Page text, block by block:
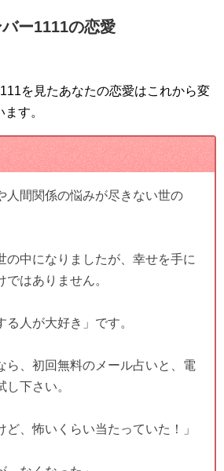
ー1111の恋愛
を見たあなたの恋愛はこれから変
す。
人間関係の悩みが尽きない世の
の中になりましたが、幸せを手に
はありません。
人が大好き」です。
ら、初回無料のメール占いと、電
下さい。
ど、怖いくらい当たっていた！」